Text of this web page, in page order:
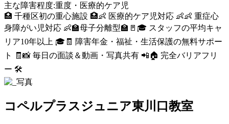
主な障害程度:重度・医療的ケア児
🏥 千種区初の重心施設 🏥👶 医療的ケア児対応 👶👶 重症心
身障がい児対応 👶🏫母子分離型🏫🚪 🎓 スタッフの平均キャ
リア10年以上 🎓 🧾 障害年金・福祉・生活保護の無料サポー
ト 🧾 📸 毎日の面談＆動画・写真共有 📲🏠 完全バリアフリ
ー 🛠️
コペルプラスジュニア東川口教室